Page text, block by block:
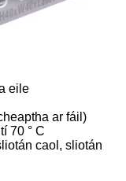
eile
ar fáil)
70 ° C
caol, sliotán